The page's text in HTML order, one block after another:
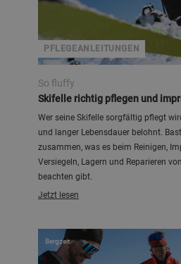
PFLEGEANLEITUNGEN
So fluffy
Skifelle richtig pflegen und
Wer seine Skifelle sorgfältig pflegt
und langer Lebensdauer belohnt.
zusammen, was es beim Reinigen,
Versiegeln, Lagern und Reparieren
beachten gibt.
Jetzt lesen
Bergzeit